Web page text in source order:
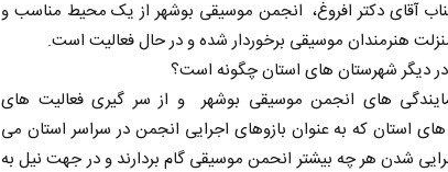
آقای دکتر افروغ، انجمن موسیقی بوشهر از یک محیط مناسب و
هنرمندان موسیقی برخوردار شده و در حال فعالیت است.
دیگر شهرستان های استان چگونه است؟
های انجمن موسیقی بوشهر و از سر گیری فعالیت های
استان که به عنوان بازوهای اجرایی انجمن در سراسر استان می
شدن هر چه بیشتر انحمن موسیقی گام بردارند و در جهت نیل به